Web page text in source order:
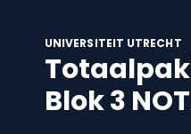
UNIVERSITEIT UTRECHT
Blok 3